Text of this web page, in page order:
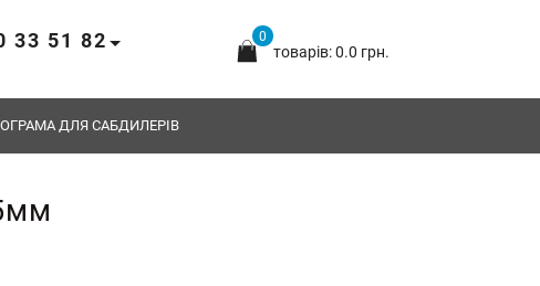
0
товарів: 0.0 грн.
33 51 82
ДЛЯ САБДИЛЕРІВ